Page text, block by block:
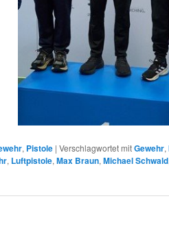
, Pistole | Verschlagwortet mitGewehr,
, Luftpistole, Max Braun, Michael Schwald